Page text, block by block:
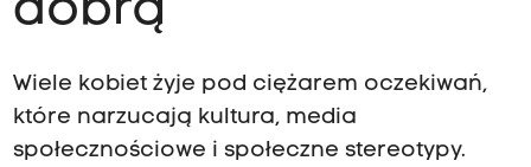
dobrą”
Wiele kobiet żyje pod ciężarem oczekiwań,
które narzucają kultura, media
społecznościowe i społeczne stereotypy.